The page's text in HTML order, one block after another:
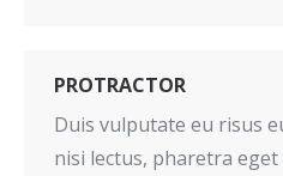
PROTRACTOR
Duis vulputate eu risus
nisi lectus, pharetra